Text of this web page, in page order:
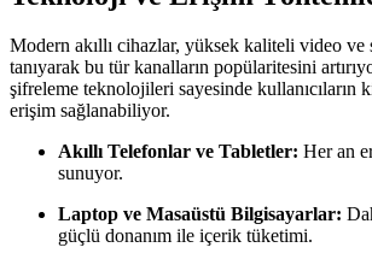
Modern akıllı cihazlar, yüksek kaliteli video ve
tanıyarak bu tür kanalların popülaritesini
şifreleme teknolojileri sayesinde kullanıcıların
erişim sağlanabiliyor.
Akıllı Telefonlar ve Tabletler: Her an
sunuyor.
Laptop ve Masaüstü Bilgisayarlar:
güçlü donanım ile içerik tüketimi.